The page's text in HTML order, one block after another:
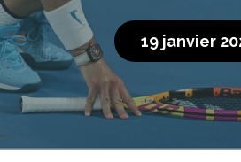
19 janvier